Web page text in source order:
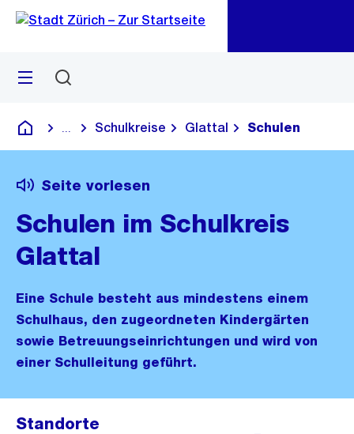
Navigation
Sprunglink
Menü
Deutsch
Blende alle Breadcrumbs ein
Schulkreise Glattal Schulen
Seite vorlesen
Schulen im Schulkreis
Glattal
Eine Schule besteht aus mindestens einem
Schulhaus, den zugeordneten Kindergärten
sowie Betreuungseinrichtungen und wird von
einer Schulleitung geführt.
Standorte